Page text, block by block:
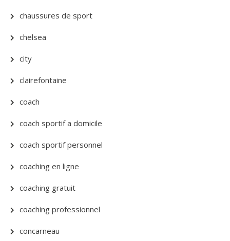
chaussures de sport
chelsea
city
clairefontaine
coach
coach sportif a domicile
coach sportif personnel
coaching en ligne
coaching gratuit
coaching professionnel
concarneau